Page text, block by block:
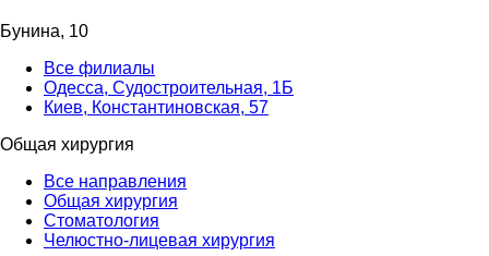
Бунина, 10
Все филиалы
Одесса, Судостроительная, 1Б
Киев, Константиновская, 57
Общая хирургия
Все направления
Общая хирургия
Стоматология
Челюстно-лицевая хирургия